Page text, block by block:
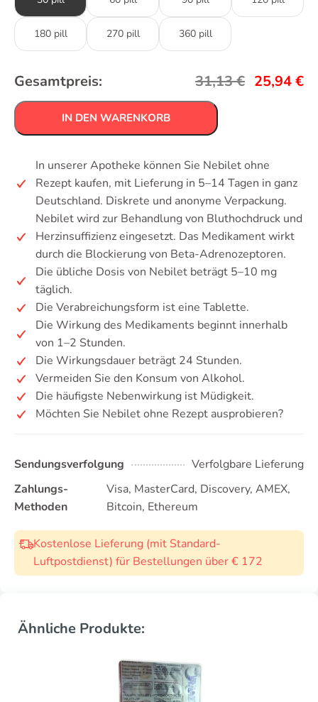
180 pill 270 pill 360 pill
Gesamtpreis: 31,13€ 25,94€
IN DEN WARENKORB
In unserer Apotheke können Sie Nebilet ohne
Rezept kaufen, mit Lieferung in 5–14 Tagen in ganz
Deutschland. Diskrete und anonyme Verpackung.
Nebilet wird zur Behandlung von Bluthochdruck und
Herzinsuffizienz eingesetzt. Das Medikament wirkt
durch die Blockierung von Beta-Adrenozeptoren.
Die übliche Dosis von Nebilet beträgt 5–10 mg
täglich.
Die Verabreichungsform ist eine Tablette.
Die Wirkung des Medikaments beginnt innerhalb
von 1–2 Stunden.
Die Wirkungsdauer beträgt 24 Stunden.
Vermeiden Sie den Konsum von Alkohol.
Die häufigste Nebenwirkung ist Müdigkeit.
Möchten Sie Nebilet ohne Rezept ausprobieren?
Sendungsverfolgung
Verfolgbare Lieferung
Zahlungs-
Methoden
Visa, MasterCard, Discovery, AMEX,
Bitcoin, Ethereum
Kostenlose Lieferung (mit Standard-
Luftpostdienst) für Bestellungen über € 172
Ähnliche Produkte: